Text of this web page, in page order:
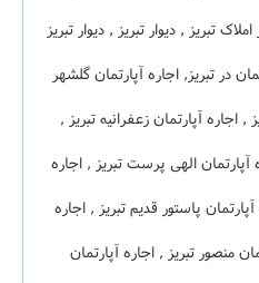
تبریز , دیوار تبریز , دیوار تبریز
در تبریز, اجاره آپارتمان گلشهر
اجاره آپارتمان زعفرانیه تبریز ,
آپارتمان الهی پرست تبریز , اجاره
پاستور قدیم تبریز , اجاره
منصور تبریز , اجاره آپارتمان